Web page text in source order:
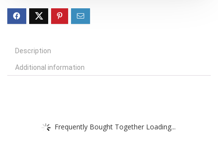
Description
Additional information
Frequently Bought Together Loading...